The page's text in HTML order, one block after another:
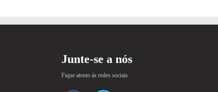
Junte-se a nós
Fique atento às redes sociais